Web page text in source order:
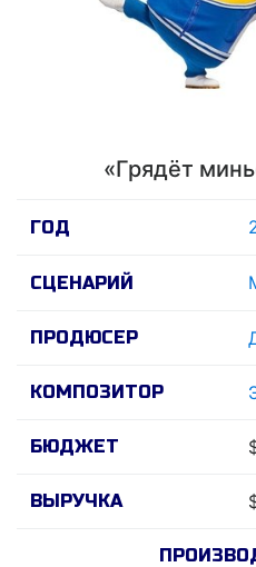
«Грядёт
ГОД
СЦЕНАРИЙ
ПРОДЮСЕР
КОМПОЗИТОР
БЮДЖЕТ
ВЫРУЧКА